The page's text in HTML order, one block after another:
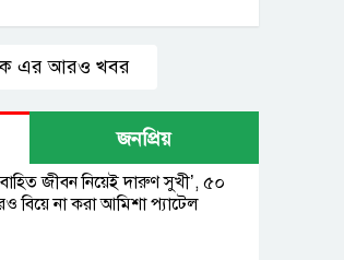
এর আরও খবর
জনপ্রিয়
জীবন নিয়েই দারুণ সুখী’, ৫০
বিয়ে না করা আমিশা প্যাটেল